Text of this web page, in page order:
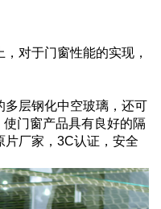
对于门窗性能的实现，
多层钢化中空玻璃，还可
门窗产品具有良好的隔
片厂家，3C认证，安全